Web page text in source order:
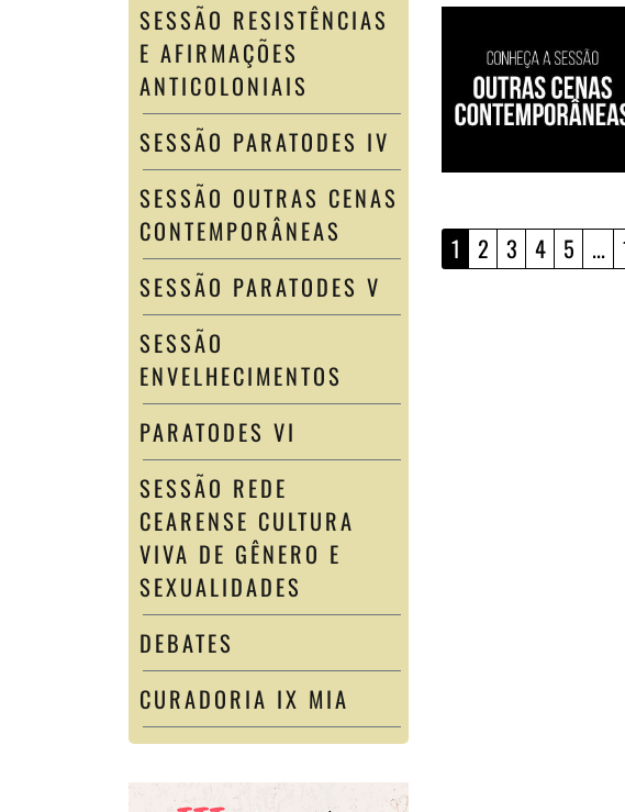
SESSÃO RESISTÊNCIAS
E AFIRMAÇÕES
ANTICOLONIAIS
SESSÃO PARATODES IV
SESSÃO OUTRAS CENAS
CONTEMPORÂNEAS
SESSÃO PARATODES V
SESSÃO
ENVELHECIMENTOS
PARATODES VI
SESSÃO REDE
CEARENSE CULTURA
VIVA DE GÊNERO E
SEXUALIDADES
DEBATES
CURADORIA IX MIA
1 2 3 4 5 ...